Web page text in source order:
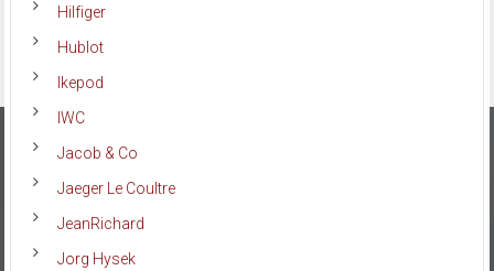
Hilfiger
Hublot
Ikepod
IWC
Jacob & Co
Jaeger Le Coultre
JeanRichard
Jorg Hysek